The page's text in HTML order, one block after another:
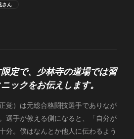
さん
定で、少林寺の道場では習
ックをお伝えします。
覚）は元総合格闘技選手でありなが
選手が教える側になると、「自分が
分。僕はなんとか他人に伝わるよう